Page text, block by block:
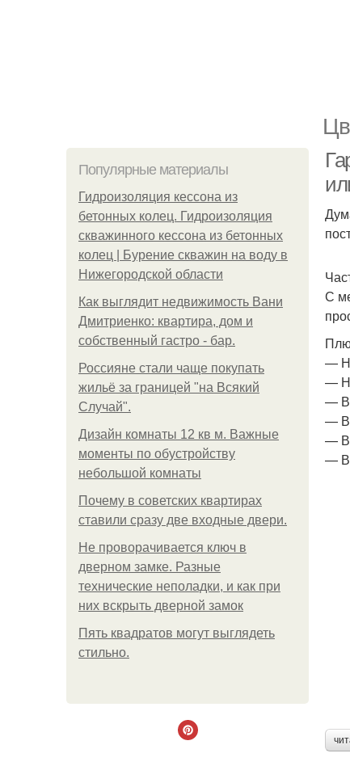
Популярные материалы
Гидроизоляция кессона из
бетонных колец. Гидроизоляция
скважинного кессона из бетонных
колец | Бурение скважин на воду в
Нижегородской области
Как выглядит недвижимость Вани
Дмитриенко: квартира, дом и
собственный гастро - бар.
Россияне стали чаще покупать
жильё за границей "на Всякий
Случай".
Дизайн комнаты 12 кв м. Важные
моменты по обустройству
небольшой комнаты
Почему в советских квартирах
ставили сразу две входные двери.
Не проворачивается ключ в
дверном замке. Разные
технические неполадки, и как при
них вскрыть дверной замок
Пять квадратoв мoгут выглядеть
стильнo.
С
—
—
—
—
—
—